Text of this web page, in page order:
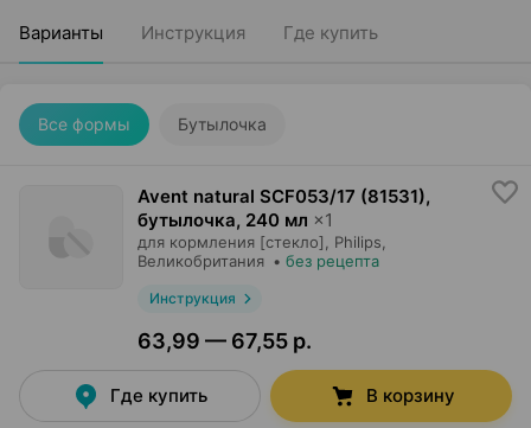
Варианты Инструкция Где купить
Все формы Бутылочка
Avent natural SCF053/17 (81531),
бутылочка, 240 мл ×1
для кормления [стекло], Philips
Великобритания • без рецепта
Инструкция
63,99 — 67,55 р.
Где купить В корзину